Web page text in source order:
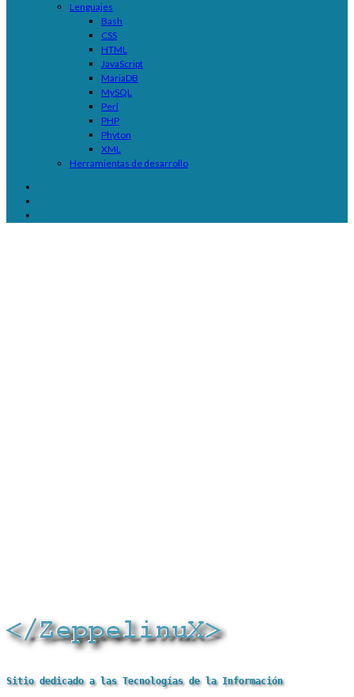
Lenguajes
Bash
CSS
HTML
JavaScript
MariaDB
MySQL
Perl
PHP
Phyton
XML
Herramientas de desarrollo
Sitio dedicado a las Tecnologías de la Información